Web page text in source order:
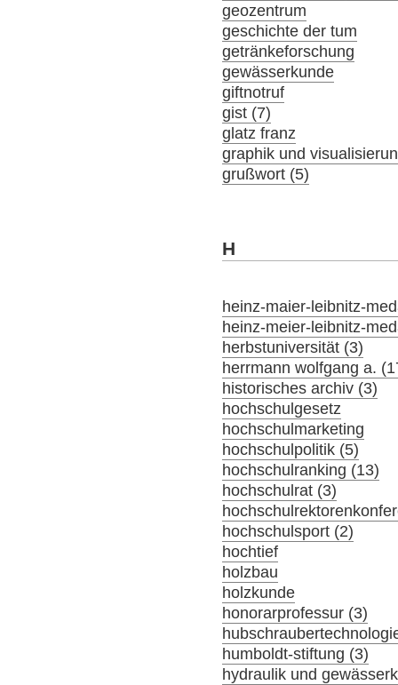
geozentrum
geschichte der tum
getränkeforschung
gewässerkunde
giftnotruf
gist (7)
glatz franz
graphik und
grußwort (5)
H
heinz-maier-leibnitz-
heinz-meier-leibnitz-
herbstuniversität (3)
herrmann wolfgang a.
historisches archiv (3)
hochschulgesetz
hochschulmarketing
hochschulpolitik (5)
hochschulranking (13)
hochschulrat (3)
hochschulsport (2)
hochtief
holzbau
holzkunde
honorarprofessur (3)
humboldt-stiftung (3)
hydraulik und